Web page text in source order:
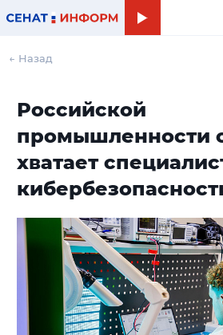
← Назад
Российской
промышленности
хватает